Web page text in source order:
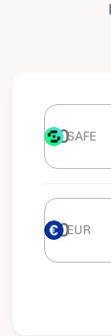
SAFE SAFE
EUR EUR